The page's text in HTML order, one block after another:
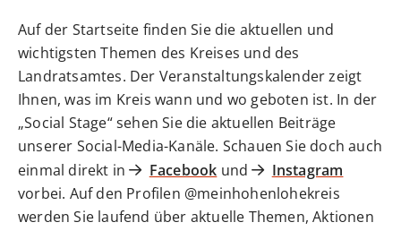
Auf der Startseite finden Sie die aktuellen und
wichtigsten Themen des Kreises und des
Landratsamtes. Der Veranstaltungskalender zeigt
Ihnen, was im Kreis wann und wo geboten ist. In der
„Social Stage“ sehen Sie die aktuellen Beiträge
unserer Social-Media-Kanäle. Schauen Sie doch auch
einmal direkt in
Facebook und
Instagram
vorbei. Auf den Profilen @meinhohenlohekreis
werden Sie laufend über aktuelle Themen, Aktionen